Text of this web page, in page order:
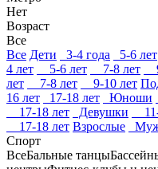
Нет
Возраст
Все
Все Дети 3-4 года 5-6 лет
4 лет
5-6 лет 7-8 лет
лет
7-8 лет 9-10 лет
16 лет
17-18 лет Юноши
17-18 лет
Девушки
17-18 лет Взрослые
Спорт
ВсеБальные танцы